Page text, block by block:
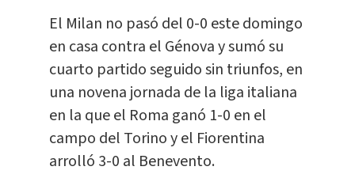
El Milan no pasó del 0-0 este domingo
en casa contra el Génova y sumó su
cuarto partido seguido sin triunfos, en
una novena jornada de la liga italiana
en la que el Roma ganó 1-0 en el
campo del Torino y el Fiorentina
arrolló 3-0 al Benevento.